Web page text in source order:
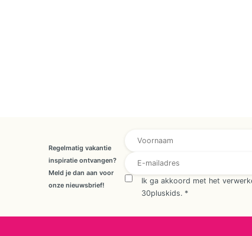
Regelmatig vakantie
inspiratie ontvangen?
Meld je dan aan voor
onze nieuwsbrief!
Ik ga akkoord met het
30pluskids. *